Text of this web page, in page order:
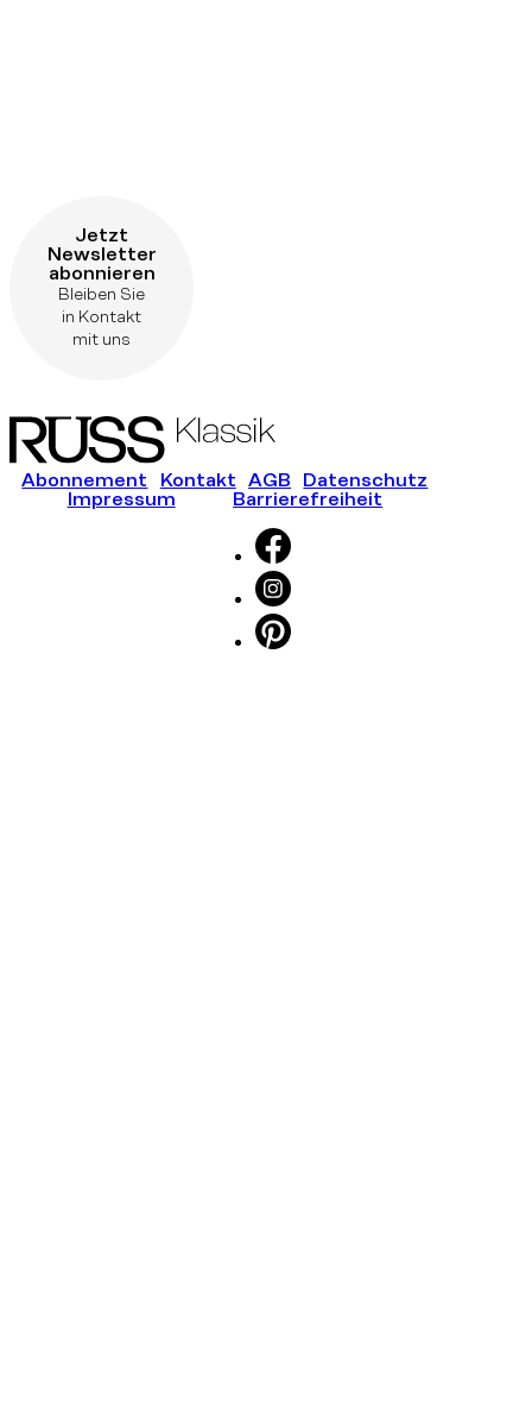
Jetzt
Newsletter
abonnieren
Bleiben Sie
in Kontakt
mit uns
Abonnement Kontakt AGB
Datenschutz
Impressum
Barrierefreiheit